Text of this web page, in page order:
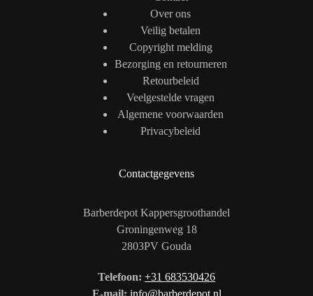
Over ons
Veilig betalen
Copyright melding
Bezorging en retourneren
Retourbeleid
Veelgestelde vragen
Algemene voorwaarden
Privacybeleid
Contactgegevens
Barberdepot Kappersgroothandel
Groningenweg 18
2803PV Gouda
Telefoon: +31 683530426
E-mail: info@barberdepot.nl